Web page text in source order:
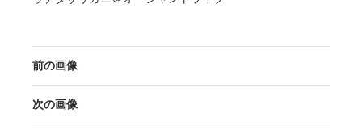
前の画像
次の画像